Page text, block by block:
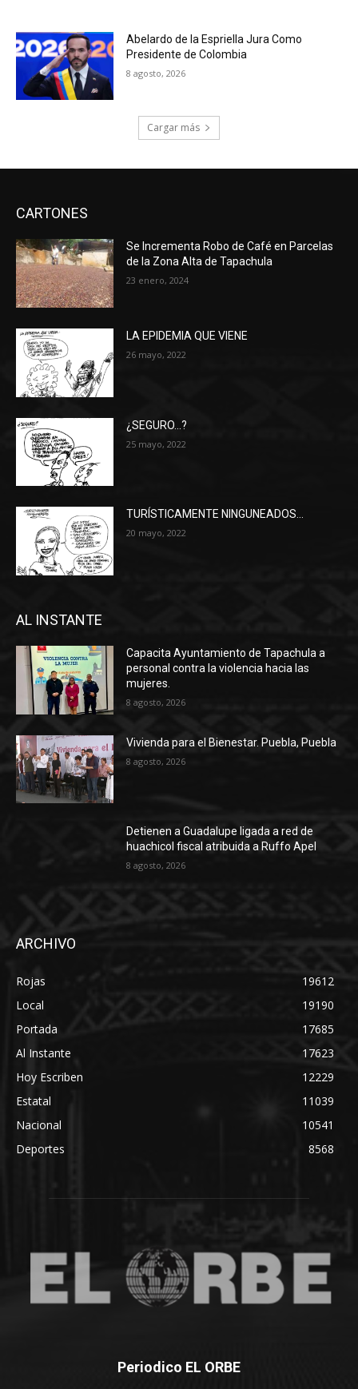
Abelardo de la Espriella Jura Como
Presidente de Colombia
8 agosto, 2026
Cargar más
CARTONES
Se Incrementa Robo de Café en Parcelas
de la Zona Alta de Tapachula
23 enero, 2024
LA EPIDEMIA QUE VIENE
26 mayo, 2022
¿SEGURO…?
25 mayo, 2022
TURÍSTICAMENTE NINGUNEADOS…
20 mayo, 2022
AL INSTANTE
Capacita Ayuntamiento de Tapachula a
personal contra la violencia hacia las
mujeres.
8 agosto, 2026
Vivienda para el Bienestar. Puebla, Puebla
8 agosto, 2026
Detienen a Guadalupe ligada a red de
huachicol fiscal atribuida a Ruffo Apel
8 agosto, 2026
ARCHIVO
Rojas
19612
Local
19190
Portada
17685
Al Instante
17623
Hoy Escriben
12229
Estatal
11039
Nacional
10541
Deportes
8568
Periodico EL ORBE